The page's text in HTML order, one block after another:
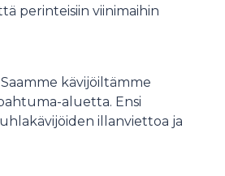
perinteisiin viinimaihin
kävijöiltämme
aluetta. Ensi
illanviettoa ja